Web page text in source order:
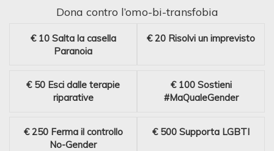
Dona contro l’omo-bi-transfobia
€ 10 Salta la casella
Paranoia
€ 20 Risolvi un imprevisto
€ 50 Esci dalle terapie
riparative
€ 100 Sostieni
#MaQualeGender
€ 250 Ferma il controllo
No-Gender
€ 500 Supporta LGBTI